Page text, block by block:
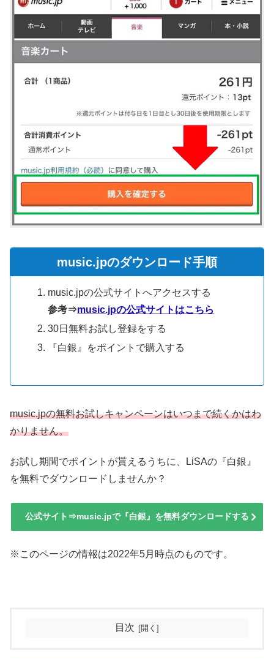
music.jpのダウンロード手順
music.jpの公式サイトへアクセスする
参考⇒music.jpの公式サイトはこちら
30日無料お試し登録をする
『白銀』をポイントで購入する
music.jpの無料お試しキャンペーンはいつまで続くかはわ
かりません。
お試し期間でポイントが貰えるうちに、LiSAの『白銀』
を無料でダウンロードしませんか？
公式サイト⇒music.jpで『白銀』を無料ダウンロードする
※このページの情報は2022年5月時点のものです。
目次